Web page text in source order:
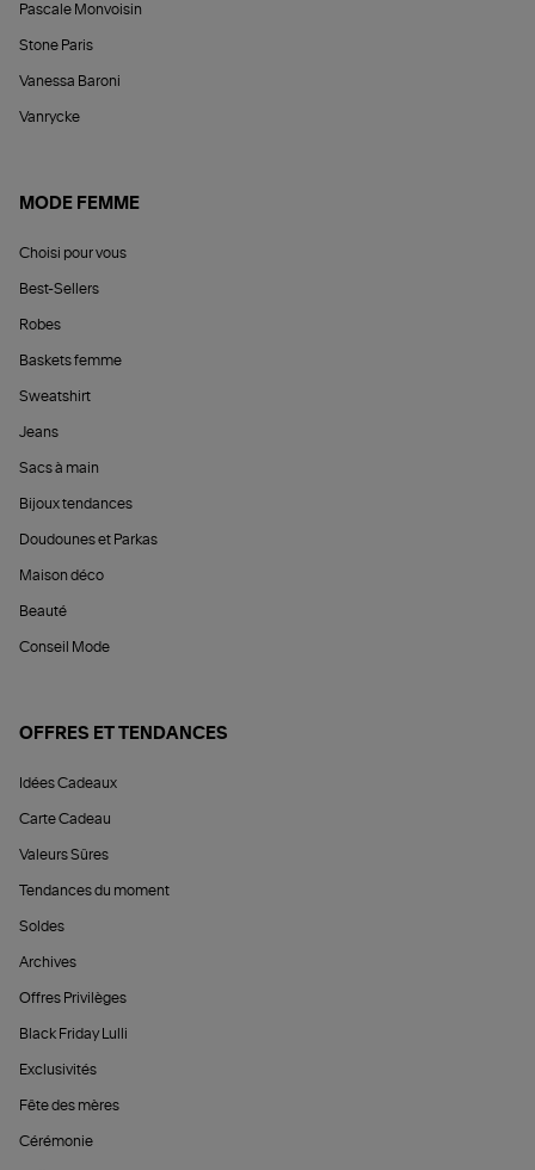
Pascale Monvoisin
Stone Paris
Vanessa Baroni
Vanrycke
MODE FEMME
Choisi pour vous
Best-Sellers
Robes
Baskets femme
Sweatshirt
Jeans
Sacs à main
Bijoux tendances
Doudounes et Parkas
Maison déco
Beauté
Conseil Mode
OFFRES ET TENDANCES
Idées Cadeaux
Carte Cadeau
Valeurs Sûres
Tendances du moment
Soldes
Archives
Offres Privilèges
Black Friday Lulli
Exclusivités
Fête des mères
Cérémonie